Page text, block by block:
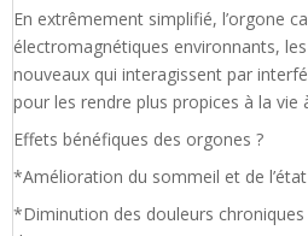
En extrêmement simplifié, l’orgone
électromagnétiques environnants,
nouveaux qui interagissent par
pour les rendre plus propices à la vie
Effets bénéfiques des orgones ?
*Amélioration du sommeil et de
*Diminution des douleurs